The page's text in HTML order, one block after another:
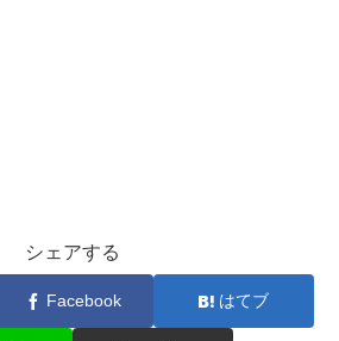
シェアする
Facebook はてブ